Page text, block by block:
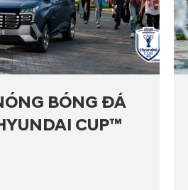
BÓNG ĐÁ
CUP™